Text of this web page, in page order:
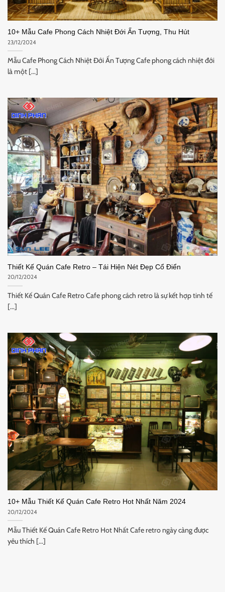
10+ Mẫu Cafe Phong Cách Nhiệt Đới Ấn Tượng, Thu Hút
23/12/2024
Mẫu Cafe Phong Cách Nhiệt Đới Ấn Tượng Cafe phong cách nhiệt đới
là một [...]
Thiết Kế Quán Cafe Retro – Tái Hiện Nét Đẹp Cổ Điển
20/12/2024
Thiết Kế Quán Cafe Retro Cafe phong cách retro là sự kết hợp tinh tế
[...]
10+ Mẫu Thiết Kế Quán Cafe Retro Hot Nhất Năm 2024
20/12/2024
Mẫu Thiết Kế Quán Cafe Retro Hot Nhất Cafe retro ngày càng được
yêu thích [...]